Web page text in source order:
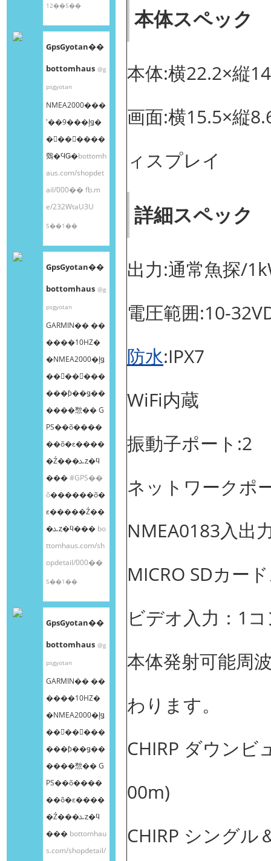
12��5��
GpsGyotan��
bottomhaus @g
psgyotan
NMEA2000���
ʽ��9���إǥ�
�󥰥��󥵡����
䳫�ϤǤ�bottomh
aus.com/shopdet
ail/000��fb.m
e/232WtaU3U
5��1��
GpsGyotan��
bottomhaus @g
psgyotan
GARMIN�� ��
����10HZ�
�NMEA2000�إǥ
��󥰥��󥵡���
���ƥ��ǥ��
����㥹�� G
PS��õ����
��õ�ε����
�Ź���ܥȥ�ϥ
���#GPS��
õ������õ�
ε�����Ź��
�ܥȥ�ϥ��� bo
ttomhaus.com/sh
opdetail/000��
5��1��
GpsGyotan��
bottomhaus @g
psgyotan
GARMIN�� ��
����10HZ�
�NMEA2000�إǥ
��󥰥��󥵡���
���ƥ��ǥ��
����㥹�� G
PS��õ����
��õ�ε����
�Ź���ܥȥ�ϥ
��� bottomhau
s.com/shopdetail/
本体スペック
本体:横22.2×縦
画面:横15.5×縦
ィスプレイ
詳細スペック
出力:通常魚探/
電圧範囲:10-
防水:IPX7
WiFi内蔵
振動子ポート:2
ネットワークポ
NMEA0183入出
MICRO SDカー
ビデオ入力：1
本体発射可能周
わります。
CHIRP ダウン
00m)
CHIRP シングル